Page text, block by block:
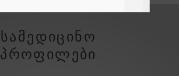
სამედიცინო
პროფილები